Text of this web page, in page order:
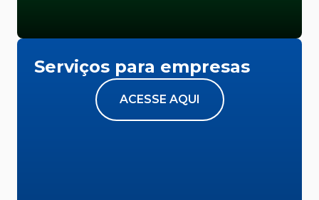
Serviços para empresas
ACESSE AQUI